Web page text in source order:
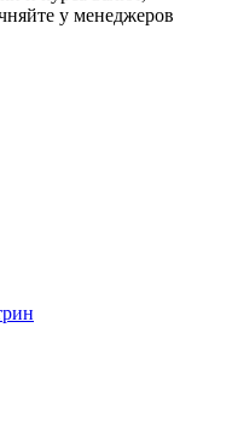
у менеджеров